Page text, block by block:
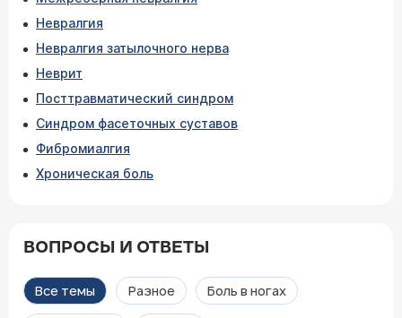
Невралгия
Невралгия затылочного нерва
Неврит
Посттравматический синдром
Синдром фасеточных суставов
Фибромиалгия
Хроническая боль
ВОПРОСЫ И ОТВЕТЫ
Все темы Разное Боль в ногах